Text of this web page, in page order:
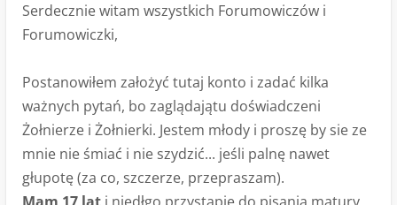
Serdecznie witam wszystkich Forumowiczów i
Forumowiczki,
Postanowiłem założyć tutaj konto i zadać kilka
ważnych pytań, bo zaglądajątu doświadczeni
Żołnierze i Żołnierki. Jestem młody i proszę by sie ze
mnie nie śmiać i nie szydzić... jeśli palnę nawet
głupotę (za co, szczerze, przepraszam).